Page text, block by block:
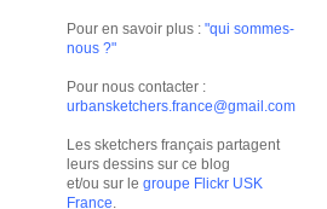
Pour en savoir plus : "qui sommes-
nous ?"
Pour nous contacter :
urbansketchers.france@gmail.com
Les sketchers français partagent
leurs dessins sur ce blog
et/ou sur le groupe Flickr USK
France